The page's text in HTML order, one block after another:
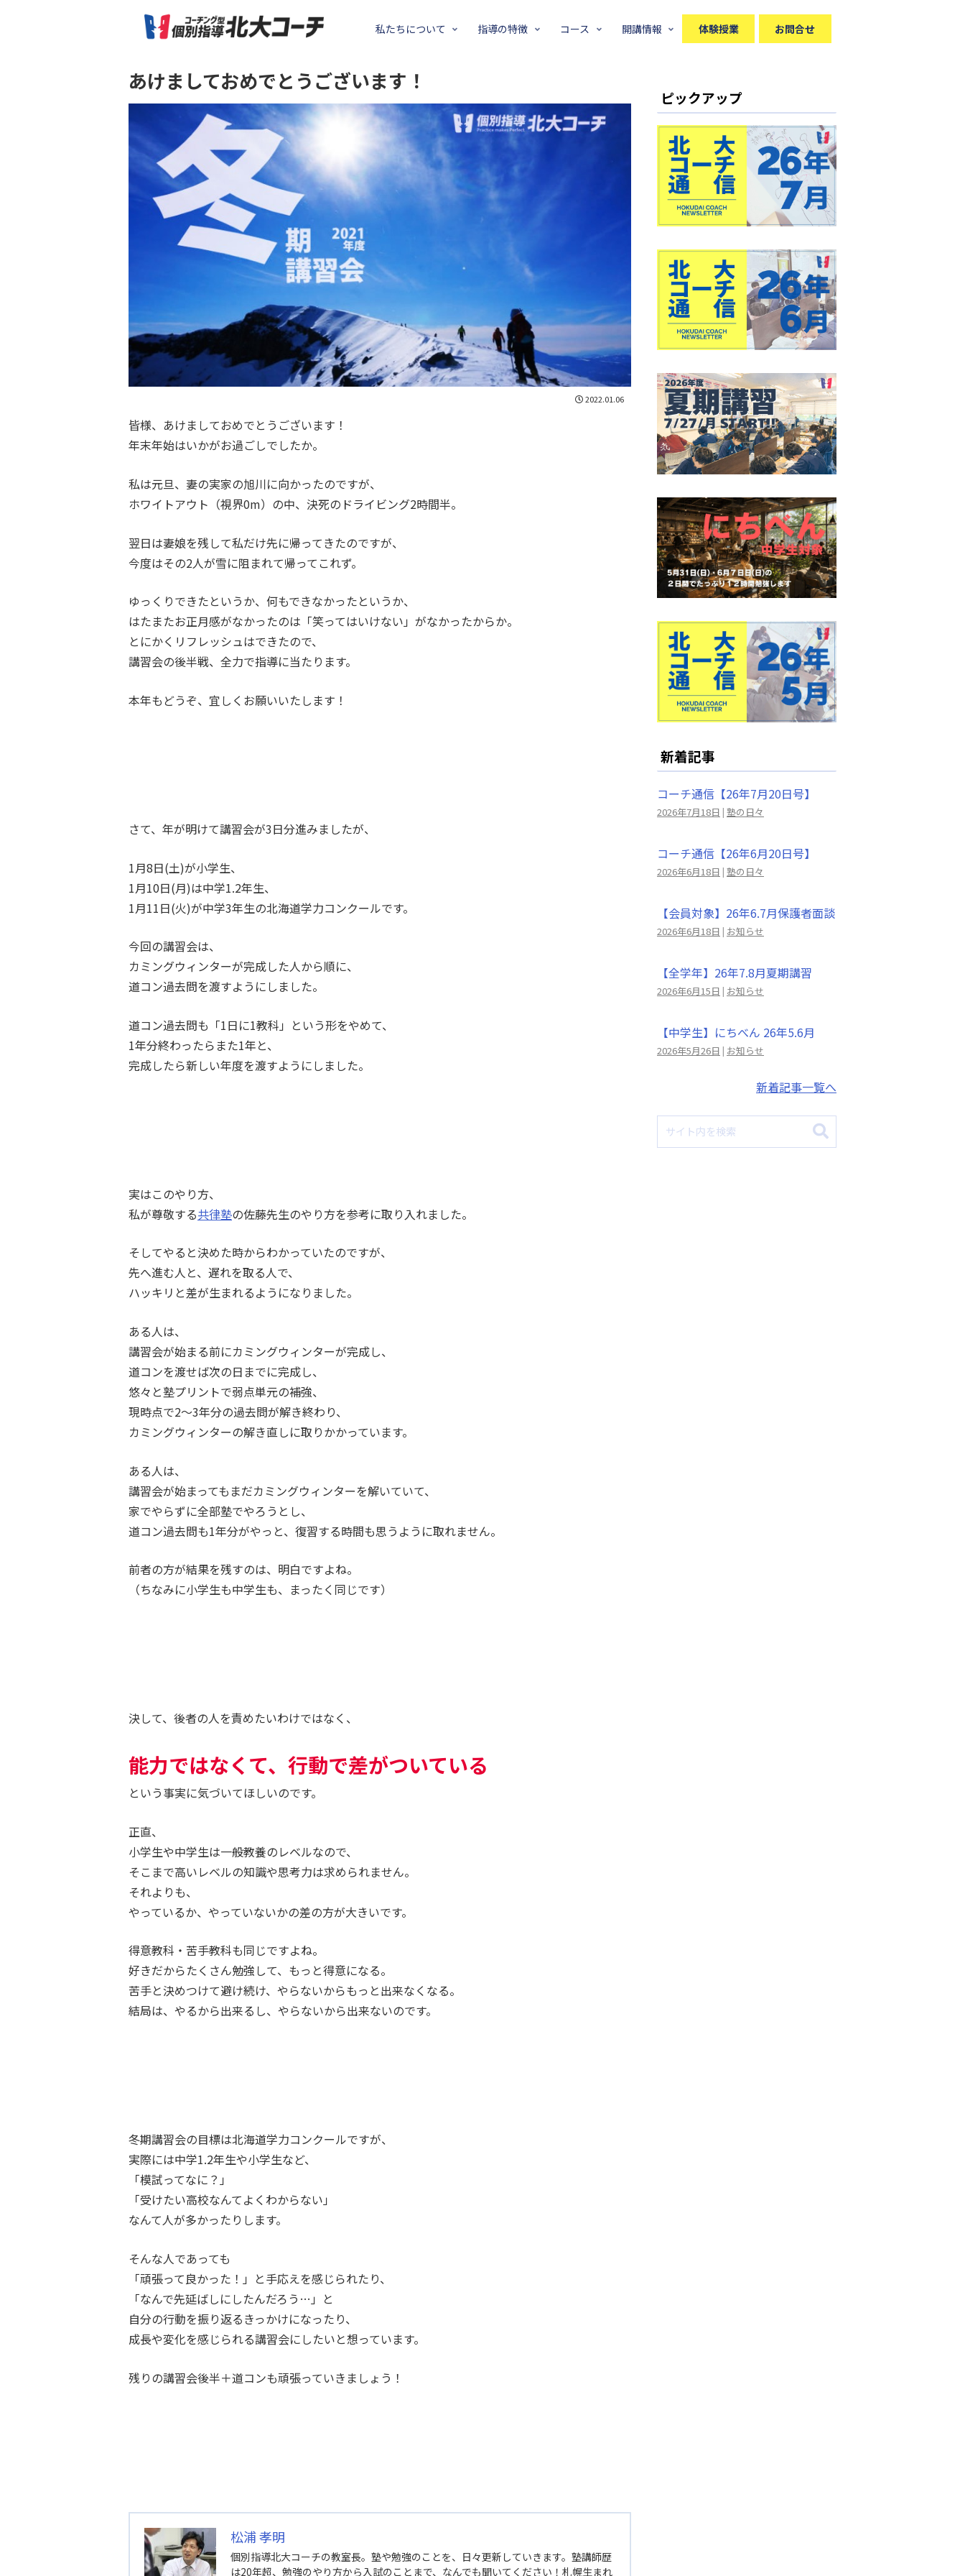
私たちについて 指導の特徴 コース 開講情報 体験授業 お問合せ
あけましておめでとうございます！
2022.01.06
皆様、あけましておめでとうございます！
年末年始はいかがお過ごしでしたか。
私は元旦、妻の実家の旭川に向かったのですが、
ホワイトアウト（視界0m）の中、決死のドライビング2時間半。
翌日は妻娘を残して私だけ先に帰ってきたのですが、
今度はその2人が雪に阻まれて帰ってこれず。
ゆっくりできたというか、何もできなかったというか、
はたまたお正月感がなかったのは「笑ってはいけない」がなかったからか。
とにかくリフレッシュはできたので、
講習会の後半戦、全力で指導に当たります。
本年もどうぞ、宜しくお願いいたします！
さて、年が明けて講習会が3日分進みましたが、
1月8日(土)が小学生、
1月10日(月)は中学1.2年生、
1月11日(火)が中学3年生の北海道学力コンクールです。
今回の講習会は、
カミングウィンターが完成した人から順に、
道コン過去問を渡すようにしました。
道コン過去問も「1日に1教科」という形をやめて、
1年分終わったらまた1年と、
完成したら新しい年度を渡すようにしました。
実はこのやり方、
私が尊敬する共律塾の佐藤先生のやり方を参考に取り入れました。
そしてやると決めた時からわかっていたのですが、
先へ進む人と、遅れを取る人で、
ハッキリと差が生まれるようになりました。
ある人は、
講習会が始まる前にカミングウィンターが完成し、
道コンを渡せば次の日までに完成し、
悠々と塾プリントで弱点単元の補強、
現時点で2〜3年分の過去問が解き終わり、
カミングウィンターの解き直しに取りかかっています。
ある人は、
講習会が始まってもまだカミングウィンターを解いていて、
家でやらずに全部塾でやろうとし、
道コン過去問も1年分がやっと、復習する時間も思うように取れません。
前者の方が結果を残すのは、明白ですよね。
（ちなみに小学生も中学生も、まったく同じです）
決して、後者の人を責めたいわけではなく、
能力ではなくて、行動で差がついている
という事実に気づいてほしいのです。
正直、
小学生や中学生は一般教養のレベルなので、
そこまで高いレベルの知識や思考力は求められません。
それよりも、
やっているか、やっていないかの差の方が大きいです。
得意教科・苦手教科も同じですよね。
好きだからたくさん勉強して、もっと得意になる。
苦手と決めつけて避け続け、やらないからもっと出来なくなる。
結局は、やるから出来るし、やらないから出来ないのです。
冬期講習会の目標は北海道学力コンクールですが、
実際には中学1.2年生や小学生など、
「模試ってなに？」
「受けたい高校なんてよくわからない」
なんて人が多かったりします。
そんな人であっても
「頑張って良かった！」と手応えを感じられたり、
「なんで先延ばしにしたんだろう…」と
自分の行動を振り返るきっかけになったり、
成長や変化を感じられる講習会にしたいと想っています。
残りの講習会後半＋道コンも頑張っていきましょう！
松浦 孝明
個別指導北大コーチの教室長。塾や勉強のことを、日々更新していきます。塾講師歴
は20年超、勉強のやり方から入試のことまで、なんでも聞いてください！札幌生まれ
ピックアップ
新着記事
コーチ通信【26年7月20日号】
2026年7月18日 | 塾の日々
コーチ通信【26年6月20日号】
2026年6月18日 | 塾の日々
【会員対象】26年6.7月保護者面談
2026年6月18日 | お知らせ
【全学年】26年7.8月夏期講習
2026年6月15日 | お知らせ
【中学生】にちべん 26年5.6月
2026年5月26日 | お知らせ
新着記事一覧へ